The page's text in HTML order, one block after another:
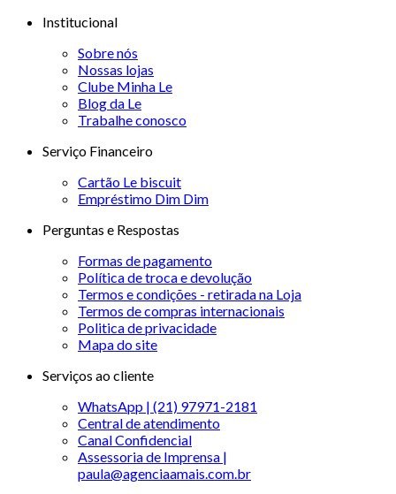
Institucional
Sobre nós
Nossas lojas
Clube Minha Le
Blog da Le
Trabalhe conosco
Serviço Financeiro
Cartão Le biscuit
Empréstimo Dim Dim
Perguntas e Respostas
Formas de pagamento
Política de troca e devolução
Termos e condições - retirada na Loja
Termos de compras internacionais
Politica de privacidade
Mapa do site
Serviços ao cliente
WhatsApp | (21) 97971-2181
Central de atendimento
Canal Confidencial
Assessoria de Imprensa |
paula@agenciaamais.com.br